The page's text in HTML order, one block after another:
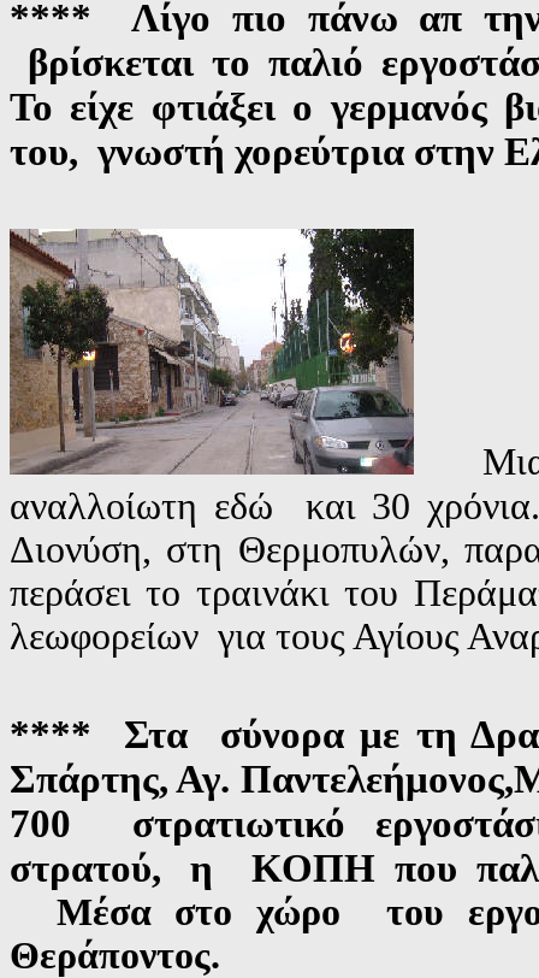
**** Λίγο πιο πάνω απ την
βρίσκεται το παλιό
Το είχε φτιάξει ο γερμανός
του, γνωστή χορεύτρια στην
αναλλοίωτη εδώ και 30
Διονύση, στη Θερμοπυλών,
περάσει το τραινάκι του
λεωφορείων για τους Αγίους
**** Στα σύνορα με τη
Σπάρτης, Αγ.
700 στρατιωτικό
στρατού, η ΚΟΠΗ που παλιά
Μέσα στο χώρο του
Θεράποντος.